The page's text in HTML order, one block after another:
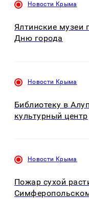
Новости Крыма
Ялтинские музеи
Дню города
Новости Крыма
Библиотеку в
культурный центр
Новости Крыма
Пожар сухой